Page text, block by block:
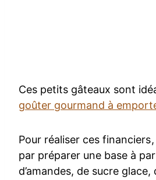
Ces petits gâteaux sont
goûter gourmand à
Pour réaliser ces
par préparer une base à
d’amandes, de sucre